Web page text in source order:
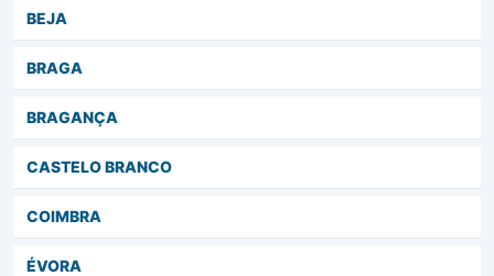
BEJA
BRAGA
BRAGANÇA
CASTELO BRANCO
COIMBRA
ÉVORA